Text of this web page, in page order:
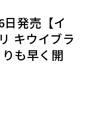
日発売【イ
キウイブラ
も早く開